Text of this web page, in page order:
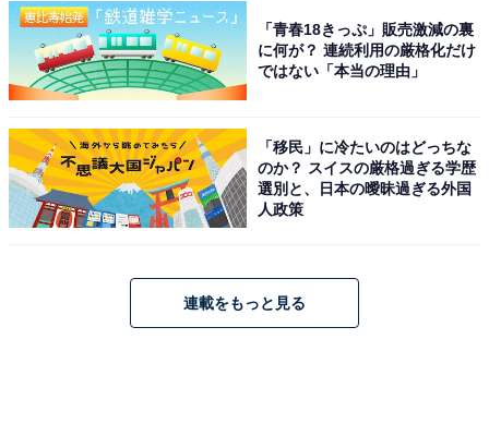
「青春18きっぷ」販売激減の裏
に何が？ 連続利用の厳格化だけ
ではない「本当の理由」
「移民」に冷たいのはどっちな
のか？ スイスの厳格過ぎる学歴
選別と、日本の曖昧過ぎる外国
人政策
連載をもっと見る